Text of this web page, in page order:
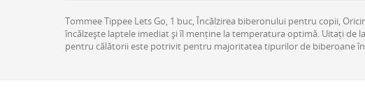
Tommee Tippee Lets Go, 1 buc, Încălzirea biberonului pentru copii,
încălzește laptele imediat și îl menține la temperatura optimă. Uitați de
pentru călătorii este potrivit pentru majoritatea tipurilor de biberoane